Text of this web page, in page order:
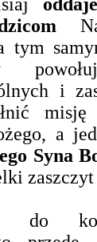
tym
i
misję
a
Syna